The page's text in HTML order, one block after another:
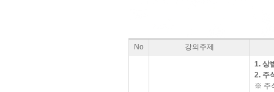
No 강의주제
1. 상
2. 주
※ 주